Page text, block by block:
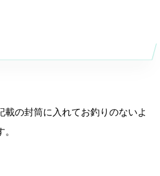
の封筒に入れてお釣りのないよ